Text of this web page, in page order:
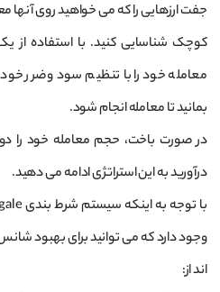
جفت ارزهایی را که می‌ خواهید روی آنها
کوچک شناسایی کنید. با استفاده از
معامله خود را با تنظیم سود و ضرر خود
بمانید تا معامله انجام شود.
در صورت باخت، حجم معامله خود را دو
درآورید به این استراتژی ادامه می‌ دهید.
وجود دارد که می توانید برای بهبود
اند از: